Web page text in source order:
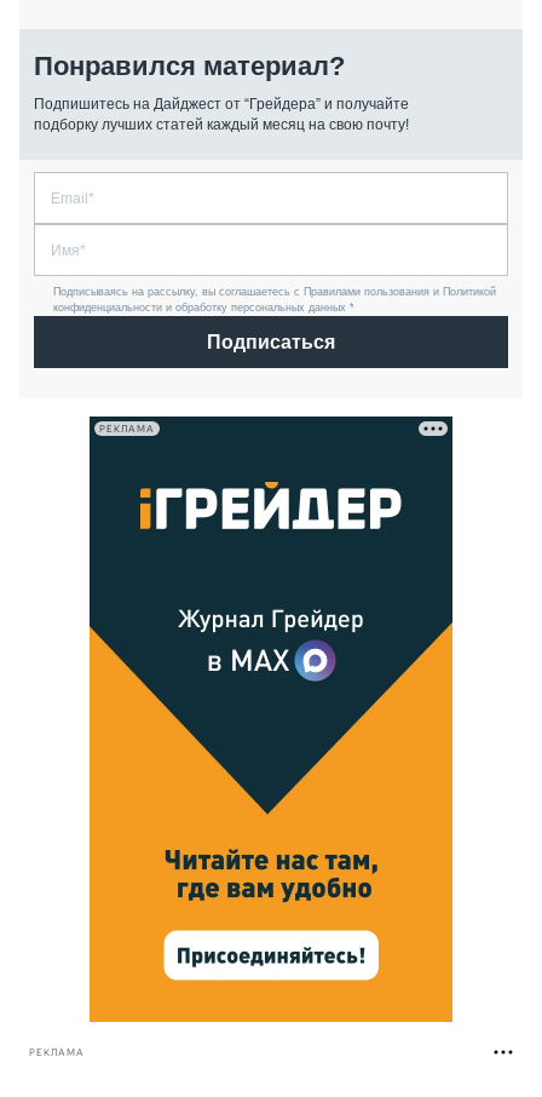
Понравился материал?
Подпишитесь на Дайджест от “Грейдера” и получайте
подборку лучших статей каждый месяц на свою почту!
Подписываясь на рассылку, вы соглашаетесь с Правилами пользования и Политикой
конфиденциальности и обработку персональных данных *
Подписаться
РЕКЛАМА
РЕКЛАМА